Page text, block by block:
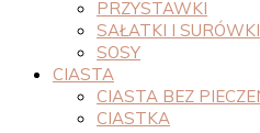
PRZYSTAWKI
SAŁATKI I SURÓWKI
SOSY
CIASTA
CIASTA BEZ
CIASTKA